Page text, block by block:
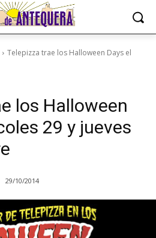
Telepizza trae los Halloween Days el
los Halloween
29 y jueves
29/10/2014